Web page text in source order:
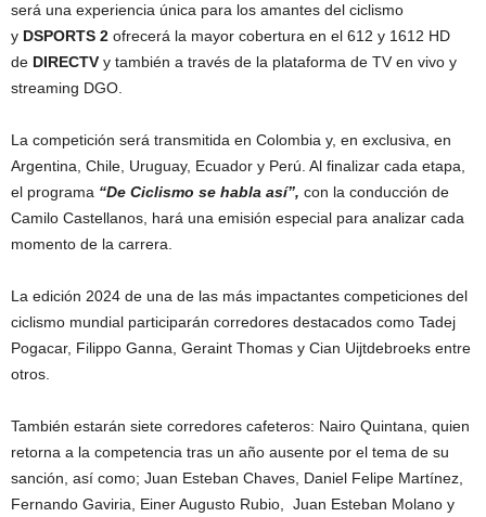
será una experiencia única para los amantes del ciclismo
y DSPORTS 2 ofrecerá la mayor cobertura en el 612 y 1612 HD
de DIRECTV y también a través de la plataforma de TV en vivo y
streaming DGO.
La competición será transmitida en Colombia y, en exclusiva, en
Argentina, Chile, Uruguay, Ecuador y Perú. Al finalizar cada etapa,
el programa “De Ciclismo se habla así”, con la conducción de
Camilo Castellanos, hará una emisión especial para analizar cada
momento de la carrera.
La edición 2024 de una de las más impactantes competiciones del
ciclismo mundial participarán corredores destacados como Tadej
Pogacar, Filippo Ganna, Geraint Thomas y Cian Uijtdebroeks entre
otros.
También estarán siete corredores cafeteros: Nairo Quintana, quien
retorna a la competencia tras un año ausente por el tema de su
sanción, así como; Juan Esteban Chaves, Daniel Felipe Martínez,
Fernando Gaviria, Einer Augusto Rubio, Juan Esteban Molano y